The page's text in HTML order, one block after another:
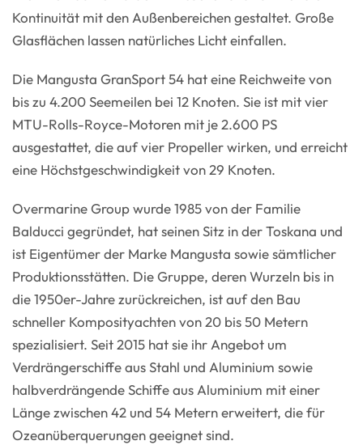
Kontinuität mit den Außenbereichen gestaltet. Große
Glasflächen lassen natürliches Licht einfallen.
Die Mangusta GranSport 54 hat eine Reichweite von
bis zu 4.200 Seemeilen bei 12 Knoten. Sie ist mit vier
MTU-Rolls-Royce-Motoren mit je 2.600 PS
ausgestattet, die auf vier Propeller wirken, und erreicht
eine Höchstgeschwindigkeit von 29 Knoten.
Overmarine Group wurde 1985 von der Familie
Balducci gegründet, hat seinen Sitz in der Toskana und
ist Eigentümer der Marke Mangusta sowie sämtlicher
Produktionsstätten. Die Gruppe, deren Wurzeln bis in
die 1950er-Jahre zurückreichen, ist auf den Bau
schneller Komposityachten von 20 bis 50 Metern
spezialisiert. Seit 2015 hat sie ihr Angebot um
Verdrängerschiffe aus Stahl und Aluminium sowie
halbverdrängende Schiffe aus Aluminium mit einer
Länge zwischen 42 und 54 Metern erweitert, die für
Ozeanüberquerungen geeignet sind.